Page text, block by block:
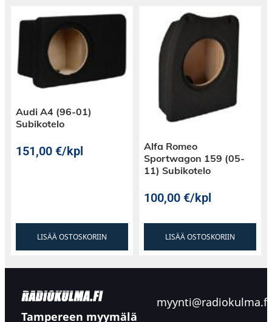
Audi A4 (96-01)
Subikotelo
151,00€/kpl
LISÄÄ OSTOSKORIIN
Alfa Romeo
Sportwagon 159 (05-
11) Subikotelo
100,00€/kpl
LISÄÄ OSTOSKORIIN
Tampereen myymälä
myynti@radiokulma.fi